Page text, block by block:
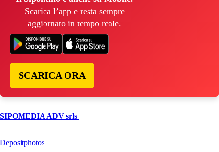
Scarica l’app e resta sempre
aggiornato in tempo reale.
SCARICA ORA
SIPOMEDIA ADV srls
Depositphotos